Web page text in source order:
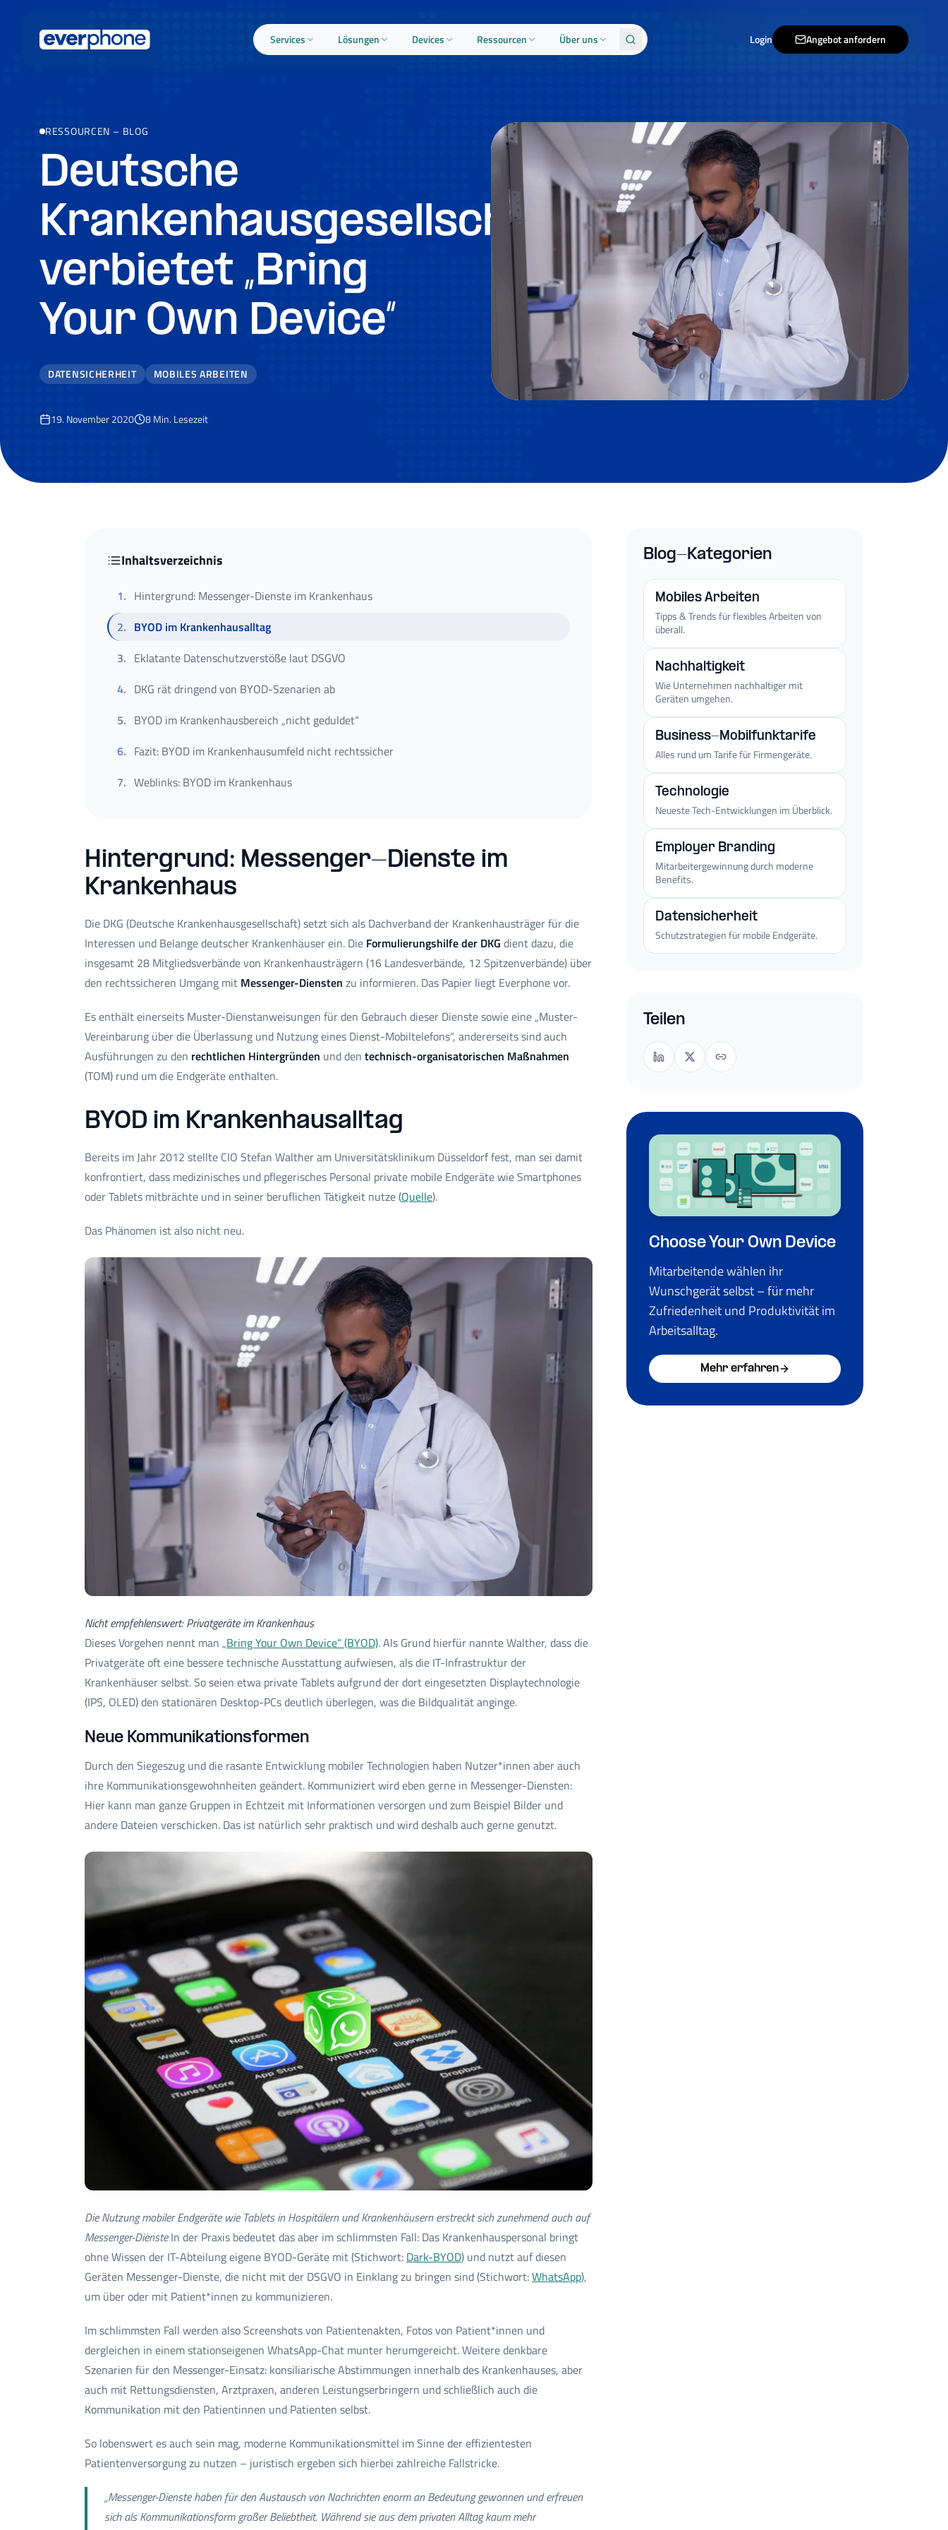
Services Lösungen Devices Ressourcen Über uns Login Angebot anfordern
RESSOURCEN – BLOG
Deutsche
Krankenhausgesellschaft
verbietet „Bring
Your Own Device“
DATENSICHERHEIT MOBILES ARBEITEN
19. November 2020 8Min. Lesezeit
Inhaltsverzeichnis
1. Hintergrund: Messenger-Dienste im Krankenhaus
2. BYOD im Krankenhausalltag
3. Eklatante Datenschutzverstöße laut DSGVO
4. DKG rät dringend von BYOD-Szenarien ab
5. BYOD im Krankenhausbereich „nicht geduldet“
6. Fazit: BYOD im Krankenhausumfeld nicht rechtssicher
7. Weblinks: BYOD im Krankenhaus
Hintergrund: Messenger-Dienste im
Krankenhaus
Die DKG (Deutsche Krankenhausgesellschaft) setzt sich als Dachverband der Krankenhausträger für die
Interessen und Belange deutscher Krankenhäuser ein. Die Formulierungshilfe der DKG dient dazu, die
insgesamt 28 Mitgliedsverbände von Krankenhausträgern (16 Landesverbände, 12 Spitzenverbände) über
den rechtssicheren Umgang mit Messenger-Diensten zu informieren. Das Papier liegt Everphone vor.
Es enthält einerseits Muster-Dienstanweisungen für den Gebrauch dieser Dienste sowie eine „Muster-
Vereinbarung über die Überlassung und Nutzung eines Dienst-Mobiltelefons“, andererseits sind auch
Ausführungen zu den rechtlichen Hintergründen und den technisch-organisatorischen Maßnahmen
(TOM) rund um die Endgeräte enthalten.
BYOD im Krankenhausalltag
Bereits im Jahr 2012 stellte CIO Stefan Walther am Universitätsklinikum Düsseldorf fest, man sei damit
konfrontiert, dass medizinisches und pflegerisches Personal private mobile Endgeräte wie Smartphones
oder Tablets mitbrächte und in seiner beruflichen Tätigkeit nutze (Quelle).
Das Phänomen ist also nicht neu.
Nicht empfehlenswert: Privatgeräte im Krankenhaus
Dieses Vorgehen nennt man „Bring Your Own Device“ (BYOD). Als Grund hierfür nannte Walther, dass die
Privatgeräte oft eine bessere technische Ausstattung aufwiesen, als die IT-Infrastruktur der
Krankenhäuser selbst. So seien etwa private Tablets aufgrund der dort eingesetzten Displaytechnologie
(IPS, OLED) den stationären Desktop-PCs deutlich überlegen, was die Bildqualität anginge.
Neue Kommunikationsformen
Durch den Siegeszug und die rasante Entwicklung mobiler Technologien haben Nutzer*innen aber auch
ihre Kommunikationsgewohnheiten geändert. Kommuniziert wird eben gerne in Messenger-Diensten:
Hier kann man ganze Gruppen in Echtzeit mit Informationen versorgen und zum Beispiel Bilder und
andere Dateien verschicken. Das ist natürlich sehr praktisch und wird deshalb auch gerne genutzt.
Die Nutzung mobiler Endgeräte wie Tablets in Hospitälern und Krankenhäusern erstreckt sich zunehmend auch auf
Messenger-DiensteIn der Praxis bedeutet das aber im schlimmsten Fall: Das Krankenhauspersonal bringt
ohne Wissen der IT-Abteilung eigene BYOD-Geräte mit (Stichwort: Dark-BYOD) und nutzt auf diesen
Geräten Messenger-Dienste, die nicht mit der DSGVO in Einklang zu bringen sind (Stichwort:WhatsApp),
um über oder mit Patient*innen zu kommunizieren.
Im schlimmsten Fall werden also Screenshots von Patientenakten, Fotos von Patient*innen und
dergleichen in einem stationseigenen WhatsApp-Chat munter herumgereicht. Weitere denkbare
Szenarien für den Messenger-Einsatz: konsiliarische Abstimmungen innerhalb des Krankenhauses, aber
auch mit Rettungsdiensten, Arztpraxen, anderen Leistungserbringern und schließlich auch die
Kommunikation mit den Patientinnen und Patienten selbst.
So lobenswert es auch sein mag, moderne Kommunikationsmittel im Sinne der effizientesten
Patientenversorgung zu nutzen – juristisch ergeben sich hierbei zahlreiche Fallstricke.
„Messenger-Dienste haben für den Austausch von Nachrichten enorm an Bedeutung gewonnen und erfreuen
sich als Kommunikationsform großer Beliebtheit. Während sie aus dem privaten Alltag kaum mehr
Blog-Kategorien
Mobiles Arbeiten
Tipps & Trends für flexibles Arbeiten von
überall.
Nachhaltigkeit
Wie Unternehmen nachhaltiger mit
Geräten umgehen.
Business-Mobilfunktarife
Alles rund um Tarife für Firmengeräte.
Technologie
Neueste Tech-Entwicklungen im Überblick.
Employer Branding
Mitarbeitergewinnung durch moderne
Benefits.
Datensicherheit
Schutzstrategien für mobile Endgeräte.
Teilen
Choose Your Own Device
Mitarbeitende wählen ihr
Wunschgerät selbst – für mehr
Zufriedenheit und Produktivität im
Arbeitsalltag.
Mehr erfahren